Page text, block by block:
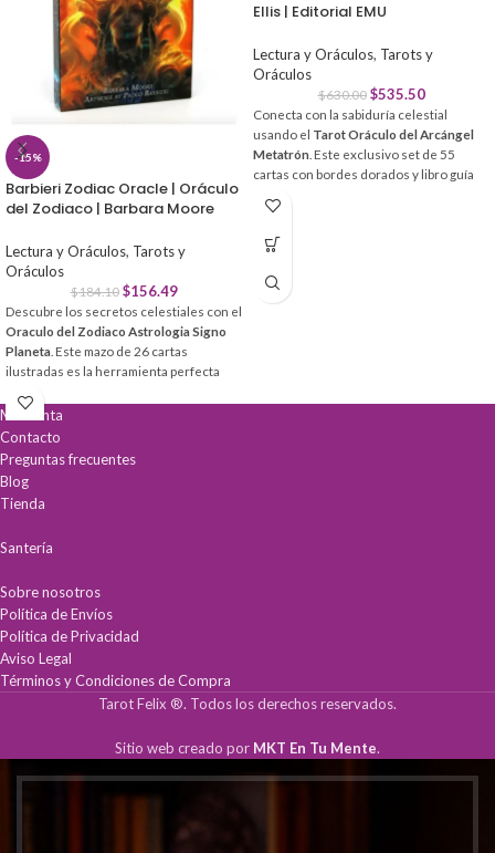
-15%
Barbieri Zodiac Oracle | Oráculo
del Zodiaco | Barbara Moore
Lectura y Oráculos, Tarots y
Oráculos
$184.10 $156.49
Descubre los secretos celestiales con el
Oraculo del Zodiaco Astrologia Signo
Planeta . Este mazo de 26 cartas
ilustradas es la herramienta perfecta
astros y obtener claridad en tu vida
personal y profesional.
Guía Astrológica:Comprende la
influencia de los signos y planetas en tu
destino.
digital para interpretaciones precisas y
cartón encerado
profesional y duradero.
Ellis | Editorial EMU
Lectura y Oráculos, Tarots y
Oráculos
$630.00 $535.50
Conecta con la sabiduría celestial
usando el Tarot Oráculo del Arcángel
Metatrón . Este exclusivo set de 55
cartas con bordes dorados y libro guía
claridad y paz espiritual.
Conexión Divina:
Guía Completa:
Mi cuenta
Contacto
Preguntas frecuentes
Blog
Tienda
Santería
Sobre nosotros
Política de Envíos
Política de Privacidad
Aviso Legal
Términos y Condiciones de Compra
Tarot Felix ®. Todos los derechos reservados.
Sitio web creado por MKT En Tu Mente.